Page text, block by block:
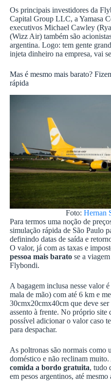
Os principais investidores da
Capital Group LLC, a Yamasa
executivos Michael Cawley
(Wizz Air) também são
argentina. Logo: tem gente
injeta dinheiro na empresa, vai
Mas é mesmo mais barato?
rápida
Foto:Hernan
Para termos uma noção de
simulação rápida de São Paulo
definindo datas de saída e
O valor, já com as taxas e
pessoa mais barato se a
Flybondi.
A bagagem inclusa nesse valor
mala de mão) com até 6 km e
30cmx20cmx40cm que deve
assento à frente. No próprio site
possível adicionar o valor caso
para despachar.
As poltronas são normais como
doméstico e não reclinam
comida a bordo gratuita, tudo
em pesos argentinos, até mesmo